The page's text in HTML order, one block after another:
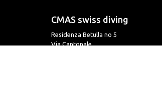
CMAS swiss diving
Residenza Betulla no 5
Via Cantonale